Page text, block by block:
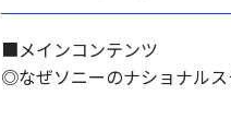
■メインコンテンツ
◎なぜソニーのナショナルス